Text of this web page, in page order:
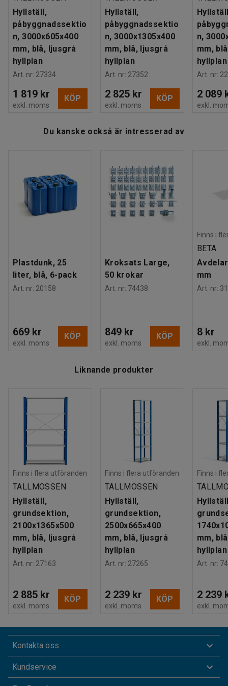
hyllsystem kan denna lagerhylla byggas på med en eller
flera påbyggnadssektioner.
Du kan även komplettera hyllstället med extra hyllplan,
dörrar, lådor och andra smarta tillbehör för en optimerad
förvaringslösning. Alla tillbehör säljs separat.
Maxbelastning hyllplan (jämnt fördelat)
Gavel Öppen gavel
Rek. antal personer för hantering
Estimerad hanteringstid/person
35
Min
Vikt
32,3
Montering: Levereras omonterad
Hyllställ,
påbyggnadssektio
n, 3000x605x400
mm, blå, ljusgrå
hyllplan
Art. nr: 27334
1 819 kr
exkl. moms
KÖP
Hyllställ,
påbyggnadssektio
n, 3000x1305x400
mm, blå, ljusgrå
hyllplan
Art. nr: 27352
2 825 kr
exkl. moms
KÖP
n,
mm,
hyllplan
Art. nr:
2 089
exkl.
Du kanske också är intresserad av
Plastdunk, 25
liter, blå, 6-pack
Art. nr: 20158
669 kr
exkl. moms
KÖP
Kroksats Large,
50 krokar
Art. nr: 74438
849 kr
exkl. moms
KÖP
Finns i
BETA
mm
Art. nr:
8 kr
exkl.
Liknande produkter
Finns i flera utföranden
TALLMOSSEN
Hyllställ,
grundsektion,
2100x1365x500
mm, blå, ljusgrå
hyllplan
Art. nr: 27163
2 885 kr
exkl. moms
KÖP
Finns i flera utföranden
TALLMOSSEN
Hyllställ,
grundsektion,
2500x665x400
mm, blå, ljusgrå
hyllplan
Art. nr: 27265
2 239 kr
exkl. moms
KÖP
Finns i
mm,
hyllplan
Art. nr:
2 239
exkl.
Kontakta oss
Kundservice